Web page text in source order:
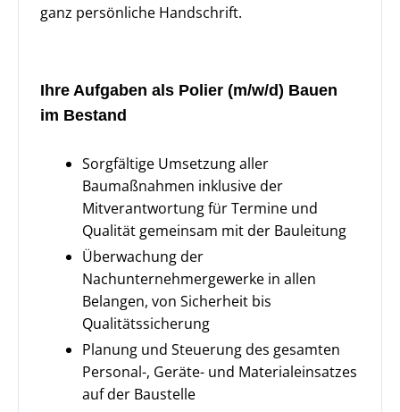
ganz persönliche Handschrift.
Ihre Aufgaben als Polier (m/w/d) Bauen
im Bestand
Sorgfältige Umsetzung aller
Baumaßnahmen inklusive der
Mitverantwortung für Termine und
Qualität gemeinsam mit der Bauleitung
Überwachung der
Nachunternehmergewerke in allen
Belangen, von Sicherheit bis
Qualitätssicherung
Planung und Steuerung des gesamten
Personal-, Geräte- und Materialeinsatzes
auf der Baustelle